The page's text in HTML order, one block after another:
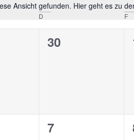
Hinweis
Ansicht gefunden. Hier geht es zu
D F
0
30
0
7